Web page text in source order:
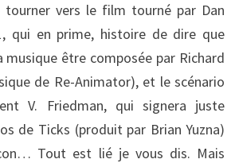
vers le film tourné par Dan
qui en prime, histoire de dire que
être composée par Richard
de Re-Animator), et le scénario
V. Friedman, qui signera juste
de Ticks (produit par Brian Yuzna)
Tout est lié je vous dis. Mais